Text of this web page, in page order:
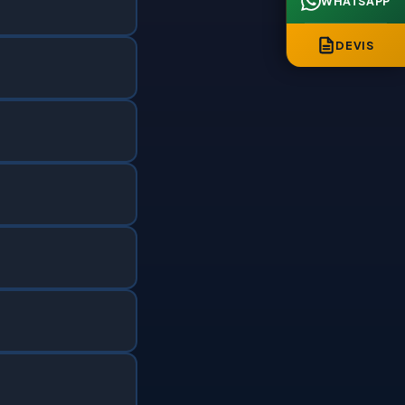
DEVIS